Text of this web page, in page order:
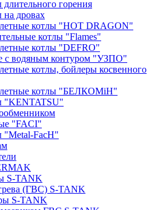
горения
на дровах
котлы "HOT DRAGON"
котлы "Flames"
котлы "DEFRO"
с водяным контуром "УЗПО"
котлы, бойлеры косвенного
котлы "БЕЛКОМiН"
"KENTATSU"
"FACI"
"Metal-FacH"
S-TANK
(ГВС) S-TANK
S-TANK